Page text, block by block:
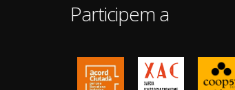
Participem a